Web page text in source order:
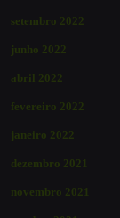
setembro 2022
junho 2022
abril 2022
fevereiro 2022
janeiro 2022
dezembro 2021
novembro 2021